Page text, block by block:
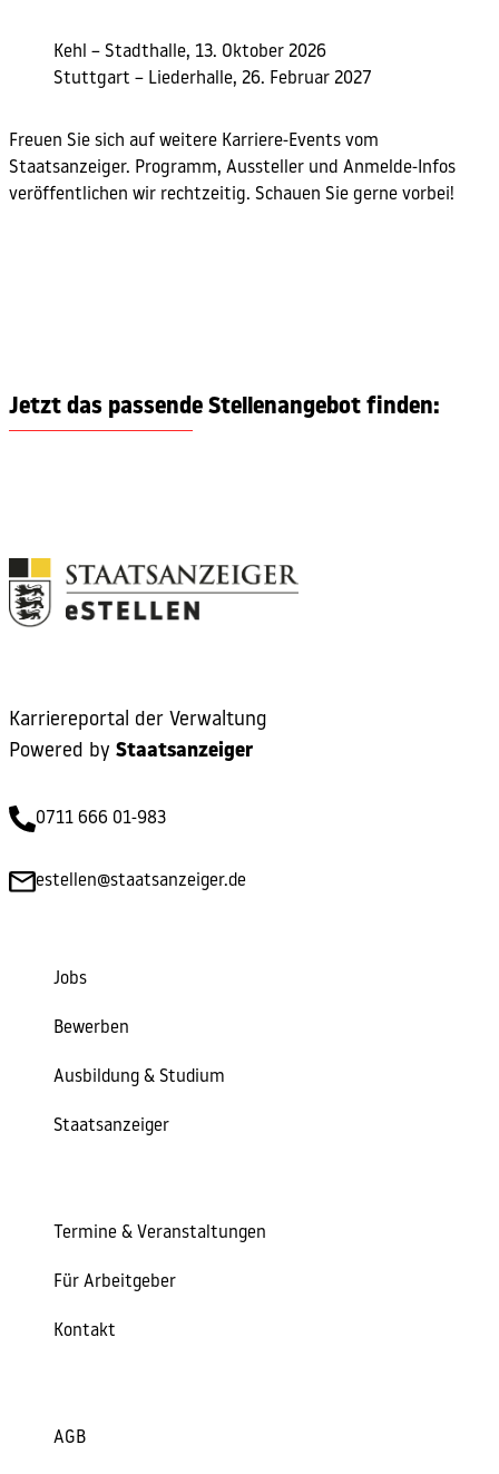
Kehl – Stadthalle, 13. Oktober 2026
Stuttgart – Liederhalle, 26. Februar 2027
Freuen Sie sich auf weitere Karriere-Events vom
Staatsanzeiger. Programm, Aussteller und Anmelde-Infos
veröffentlichen wir rechtzeitig. Schauen Sie gerne vorbei!
Jetzt das passende Stellenangebot finden:
Karriereportal der Verwaltung
Powered by Staatsanzeiger
0711 666 01-983
estellen@staatsanzeiger.de
Jobs
Bewerben
Ausbildung & Studium
Staatsanzeiger
Termine & Veranstaltungen
Für Arbeitgeber
Kontakt
AGB